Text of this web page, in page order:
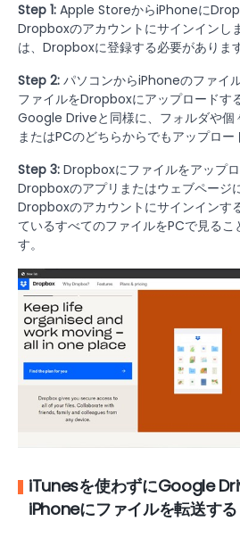
Step 1: Apple StoreからiPhoneに
Dropboxのアカウントにサインインし
は、Dropboxに登録する必要があります
Step 2: パソコンからiPhoneのファイ
ファイルをDropboxにアップロードす
Google Driveと同様に、フォルダや個
またはPCのどちらからでもアップロー
Step 3: Dropboxにファイルをアップ
Dropboxのアプリまたはウェブページ
Dropboxのアカウントにサインインす
ているすべてのファイルをPCで見るこ
す。
iTunesを使わずにGoogle
iPhoneにファイルを転送する